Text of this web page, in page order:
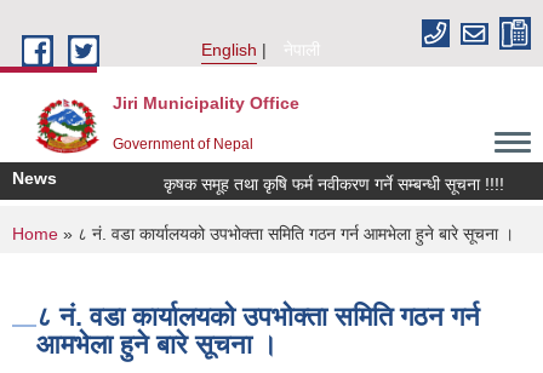
English
नेपाली
Jiri Municipality Office
Government of Nepal
News कृषक समूह तथा कृषि फर्म नवीकरण गर्ने सम्बन्धी सूचना !!!!
You are here
Home » ८ नं. वडा कार्यालयको उपभोक्ता समिति गठन गर्न आमभेला हुने बारे सूचना ।
८ नं. वडा कार्यालयको उपभोक्ता समिति गठन गर्न
आमभेला हुने बारे सूचना ।